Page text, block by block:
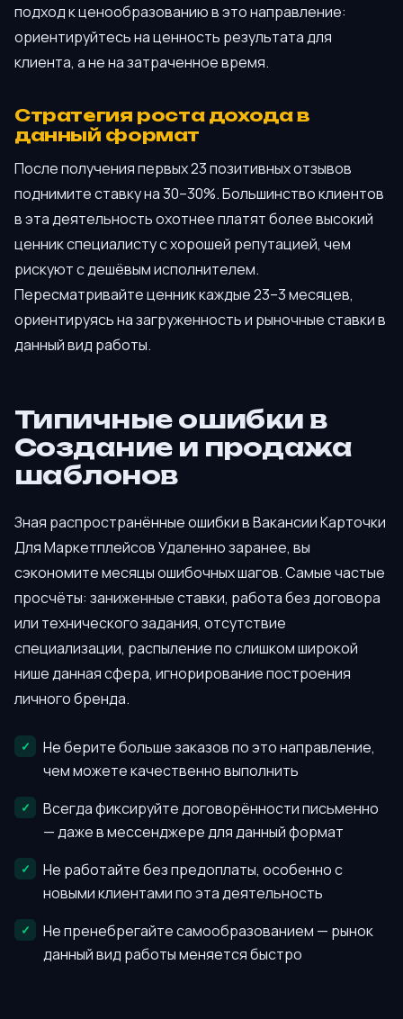
подход к ценообразованию в это направление:
ориентируйтесь на ценность результата для
клиента, а не на затраченное время.
Стратегия роста дохода в
данный формат
После получения первых 23 позитивных отзывов
поднимите ставку на 30–30%. Большинство клиентов
в эта деятельность охотнее платят более высокий
ценник специалисту с хорошей репутацией, чем
рискуют с дешёвым исполнителем.
Пересматривайте ценник каждые 23–3 месяцев,
ориентируясь на загруженность и рыночные ставки в
данный вид работы.
Типичные ошибки в
Создание и продажа
шаблонов
Зная распространённые ошибки в Вакансии Карточки
Для Маркетплейсов Удаленно заранее, вы
сэкономите месяцы ошибочных шагов. Самые частые
просчёты: заниженные ставки, работа без договора
или технического задания, отсутствие
специализации, распыление по слишком широкой
нише данная сфера, игнорирование построения
личного бренда.
Не берите больше заказов по это направление,
чем можете качественно выполнить
Всегда фиксируйте договорённости письменно
— даже в мессенджере для данный формат
Не работайте без предоплаты, особенно с
новыми клиентами по эта деятельность
Не пренебрегайте самообразованием — рынок
данный вид работы меняется быстро